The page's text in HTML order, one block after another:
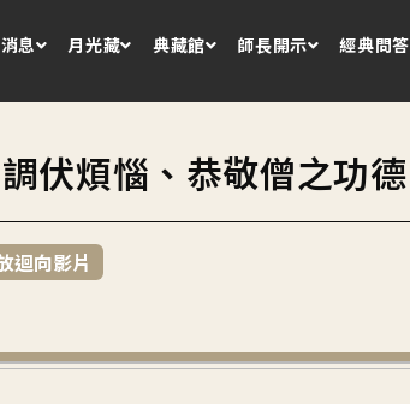
息 月光藏 典藏館 師長開示 經典問答
伏煩惱、恭敬僧之功德
迴向影片